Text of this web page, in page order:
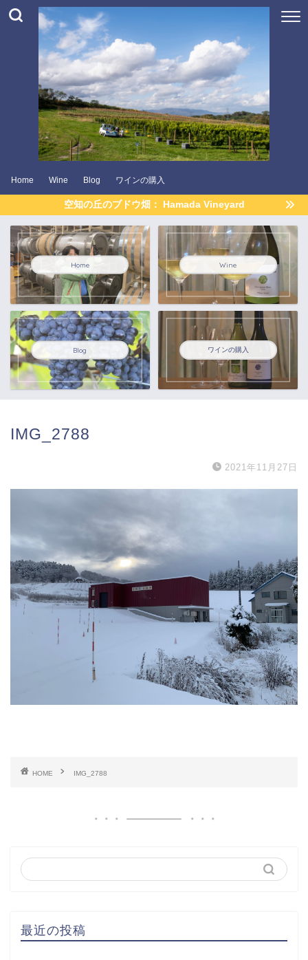
Home Wine Blog ワインの購入
空知の丘のブドウ畑： Hamada Vineyard
Home Wine
Blog ワインの購入
IMG_2788
2021年11月27日
HOME IMG_2788
最近の投稿